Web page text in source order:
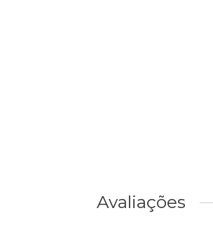
Avaliações